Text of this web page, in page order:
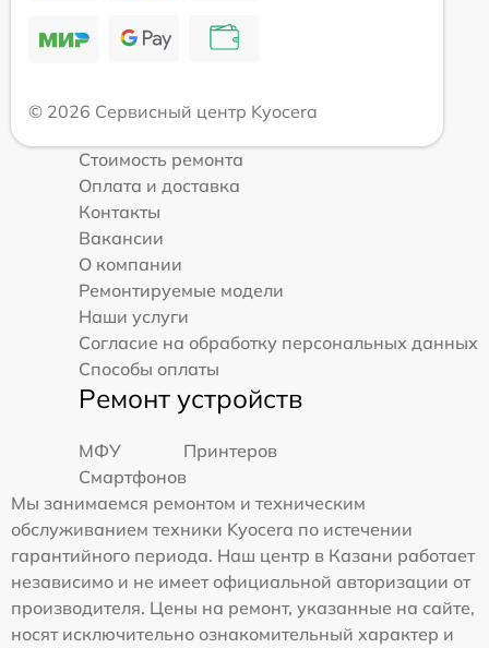
© 2026 Сервисный центр Kyocera
Стоимость ремонта
Оплата и доставка
Контакты
Вакансии
О компании
Ремонтируемые модели
Наши услуги
Согласие на обработку персональных данных
Способы оплаты
Ремонт устройств
МФУ
Принтеров
Смартфонов
Мы занимаемся ремонтом и техническим
обслуживанием техники Kyocera по истечении
гарантийного периода. Наш центр в Казани работает
независимо и не имеет официальной авторизации от
производителя. Цены на ремонт, указанные на сайте,
носят исключительно ознакомительный характер и